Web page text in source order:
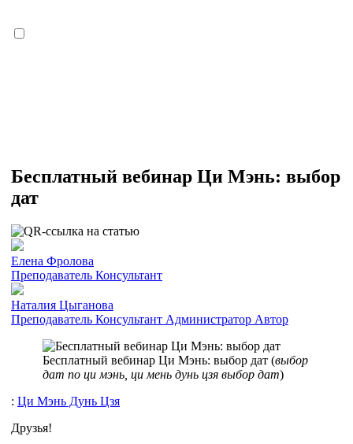
Бесплатный вебинар Ци Мэнь: выбор
дат
Елена Фролова
Преподаватель Консультант
Наталия Цыганова
Преподаватель Консультант Администратор Автор
Бесплатный вебинар Ци Мэнь: выбор дат (выбор
дат по ци мэнь, ци мень дунь цзя выбор дат)
: Ци Мэнь Дунь Цзя
Друзья!